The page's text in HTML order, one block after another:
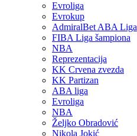
Evroliga
Evrokup
AdmiralBet ABA Liga
FIBA Liga šampiona
NBA
Reprezentacija
KK Crvena zvezda
KK Partizan
ABA liga
Evroliga
NBA
Željko Obradović
Nikola Jokić